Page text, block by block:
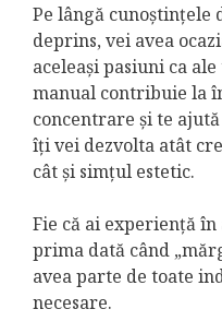
Pe lângă cunoștințele
deprins, vei avea
aceleași pasiuni ca
manual contribuie la
concentrare și te
îți vei dezvolta atât
cât și simțul estetic.
Fie că ai experiență în
prima dată când
avea parte de toate
necesare.